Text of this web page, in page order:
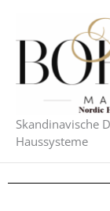
springen
Skandinavische
Haussysteme